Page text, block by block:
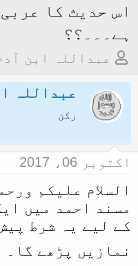
اس حدیث کا
ہے۔۔۔؟؟
م
ض
و
ک
آ
غ
ا
ز
عبداللہ ابن
عبداللہ
رکن
اکتوبر 06، 2017
السلام علیکم
مسند احمد میں
کے لیے یہ شرط
نمازیں پڑھے